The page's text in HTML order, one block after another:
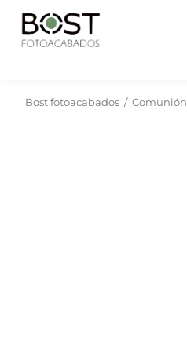
Bost fotoacabados / Comunión